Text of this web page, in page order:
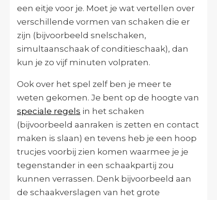
een eitje voor je. Moet je wat vertellen over
verschillende vormen van schaken die er
zijn (bijvoorbeeld snelschaken,
simultaanschaak of conditieschaak), dan
kun je zo vijf minuten volpraten.
Ook over het spel zelf ben je meer te
weten gekomen. Je bent op de hoogte van
speciale regels in het schaken
(bijvoorbeeld aanraken is zetten en contact
maken is slaan) en tevens heb je een hoop
trucjes voorbij zien komen waarmee je je
tegenstander in een schaakpartij zou
kunnen verrassen. Denk bijvoorbeeld aan
de schaakverslagen van het grote